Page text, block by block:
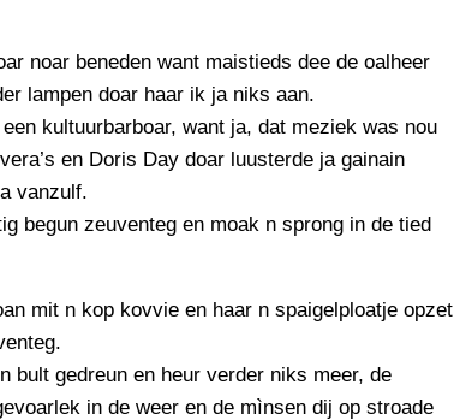
noar beneden want maistieds dee de oalheer
lampen doar haar ik ja niks aan.
kultuurbarboar, want ja, dat meziek was nou
en Doris Day doar luusterde ja gainain
vanzulf.
begun zeuventeg en moak n sprong in de tied
mit n kop kovvie en haar n spaigelploatje opzet
bult gedreun en heur verder niks meer, de
in de weer en de mìnsen dij op stroade